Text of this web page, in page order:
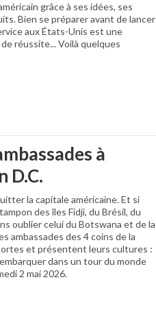
grâce à ses idées, ses
Bien se préparer avant de lancer
aux États-Unis est une
réussite... Voilà quelques
à
D.C.
la capitale américaine. Et si
des îles Fidji, du Brésil, du
oublier celui du Botswana et de la
ambassades des 4 coins de la
et présentent leurs cultures :
dans un tour du monde
2 mai 2026.